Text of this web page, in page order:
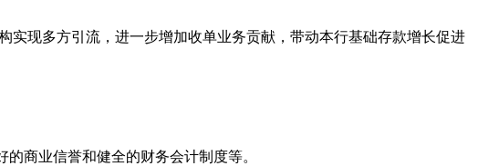
现多方引流，进一步增加收单业务贡献，带动本行基础存款增长促进
商业信誉和健全的财务会计制度等。